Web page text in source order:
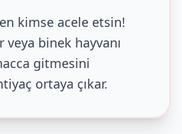
kimse acele etsin!
veya binek hayvanı
gitmesini
ortaya çıkar.